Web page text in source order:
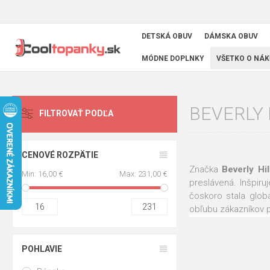
DETSKÁ OBUV DÁMSKA OBUV
MÓDNE DOPLNKY VŠETKO O
Značka Beverly
preslávená.
čoskoro stala
obľubu zákazníkov
ktoré sú
FILTROVAŤ PODĽA
CENOVÉ ROZPÄTIE
Min: 16,00 € Max: 231,00 €
16 231
POHLAVIE